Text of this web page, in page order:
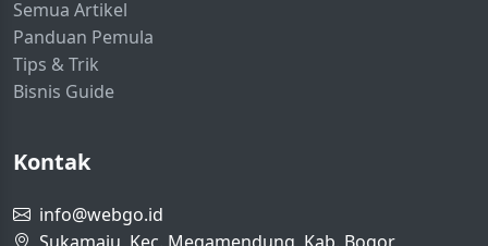
Semua Artikel
Panduan Pemula
Tips & Trik
Bisnis Guide
Kontak
info@webgo.id
Sukamaju, Kec. Megamendung, Kab. Bogor,